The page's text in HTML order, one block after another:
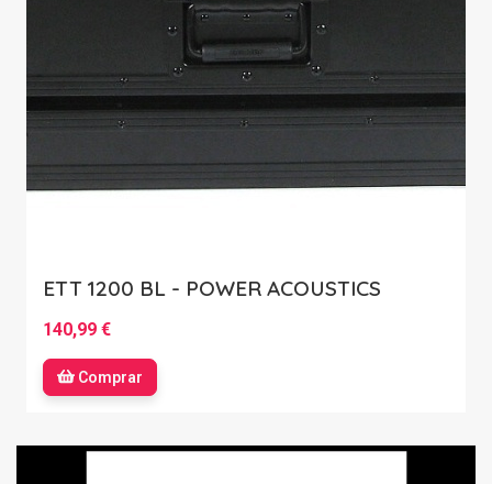
ETT 1200 BL - POWER ACOUSTICS
140,99 €
Comprar